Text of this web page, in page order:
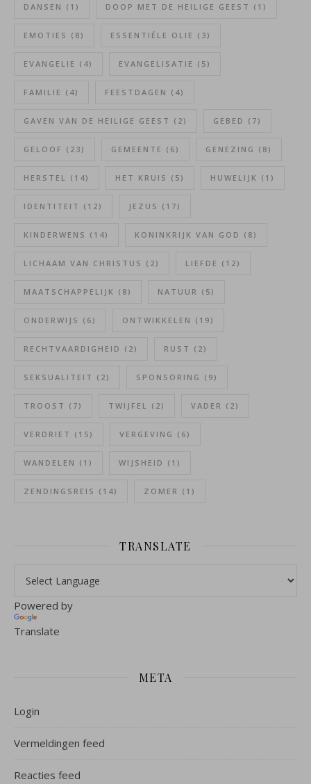
DANSEN (1) DOOP MET DE HEILIGE GEEST (1)
EMOTIES (8) ESSENTIËLE OLIE (3)
EVANGELIE (4) EVANGELISATIE (5)
FAMILIE (4) FEESTDAGEN (4)
GAVEN VAN DE HEILIGE GEEST (2) GEBED (7)
GELOOF (23) GEMEENTE (6) GENEZING (8)
HERSTEL (14) HET KRUIS (5) HUWELIJK (1)
IDENTITEIT (12) JEZUS (17)
KINDERWENS (14) KONINKRIJK VAN GOD (8)
LICHAAM VAN CHRISTUS (2) LIEFDE (12)
MAATSCHAPPELIJK (8) NATUUR (5)
ONDERWIJS (6) ONTWIKKELEN (19)
RECHTVAARDIGHEID (2) RUST (2)
SEKSUALITEIT (2) SPONSORING (9)
TROOST (7) TWIJFEL (2) VADER (2)
VERDRIET (15) VERGEVING (6)
WANDELEN (1) WIJSHEID (1)
ZENDINGSREIS (14) ZOMER (1)
TRANSLATE
Powered by
Translate
META
Login
Vermeldingen feed
Reacties feed